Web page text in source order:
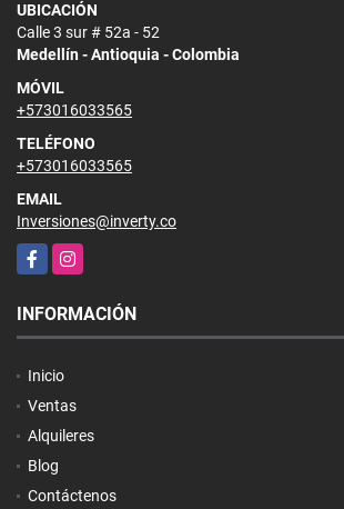
UBICACIÓN
Calle 3 sur # 52a - 52
Medellín - Antioquia - Colombia
MÓVIL
+573016033565
TELÉFONO
+573016033565
EMAIL
Inversiones@inverty.co
FacebookInstagram
INFORMACIÓN
Inicio
Ventas
Alquileres
Blog
Contáctenos